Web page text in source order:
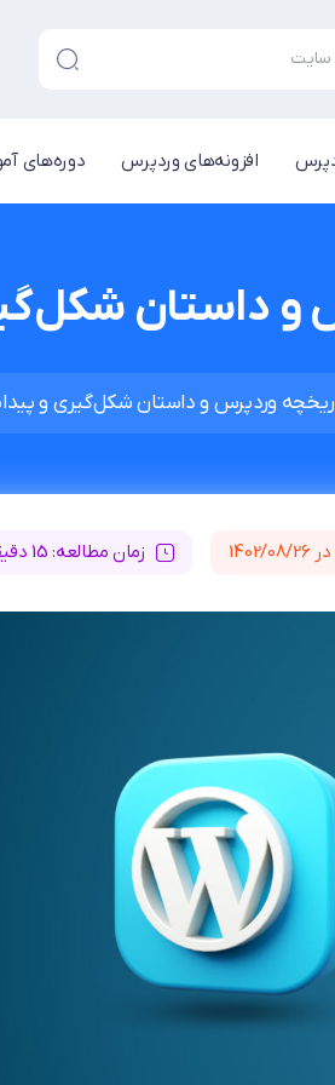
افزونه‌های وردپرس دوره‌های
و داستان
وردپرس و داستان شکل‌گیری و
26 زمان مطالعه: 15 دقیقه